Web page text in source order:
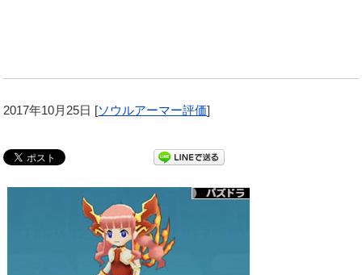
2017年10月25日 [ソウルアーマー評価]